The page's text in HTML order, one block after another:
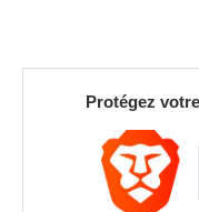
Protégez